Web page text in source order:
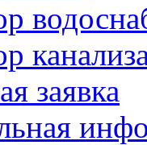
заявка